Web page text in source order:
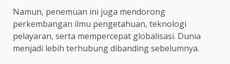
Namun, penemuan ini juga mendorong
perkembangan ilmu pengetahuan, teknologi
pelayaran, serta mempercepat globalisasi. Dunia
menjadi lebih terhubung dibanding sebelumnya.